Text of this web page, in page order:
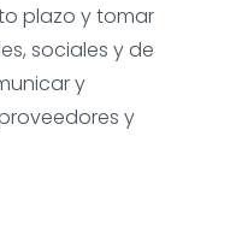
plazo y tomar
sociales y de
y
y